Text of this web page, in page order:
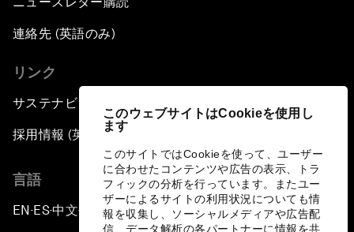
このウェブサイトはCookieを使用し
ます
このサイトではCookieを使って、ユーザー
に合わせたコンテンツや広告の表示、トラ
フィックの分析を行っています。またユー
ザーによるサイトの利用状況についても情
報を収集し、ソーシャルメディアや広告配
信、データ解析の各パートナーに情報を共
連絡先 (英語のみ)
リンク
サステナビリティへの取り組み
採用情報 (英語のみ)
言語
EN ▪ES▪中文▪ 日本語